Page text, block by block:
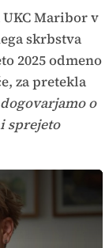
Maribor v
skrbstva
2025 odmeno
za pretekla
o
sprejeto